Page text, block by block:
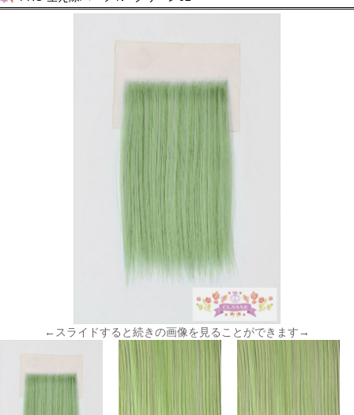
←スライドすると続きの画像を見ることができます→